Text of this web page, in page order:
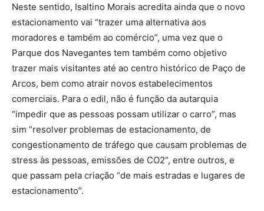
Neste sentido, Isaltino Morais acredita ainda que o novo
estacionamento vai “trazer uma alternativa aos
moradores e também ao comércio”, uma vez que o
Parque dos Navegantes tem também como objetivo
trazer mais visitantes até ao centro histórico de Paço de
Arcos, bem como atrair novos estabelecimentos
comerciais. Para o edil, não é função da autarquia
“impedir que as pessoas possam utilizar o carro”, mas
sim “resolver problemas de estacionamento, de
congestionamento de tráfego que causam problemas de
stress às pessoas, emissões de CO2”, entre outros, e
que passam pela criação “de mais estradas e lugares de
estacionamento”.